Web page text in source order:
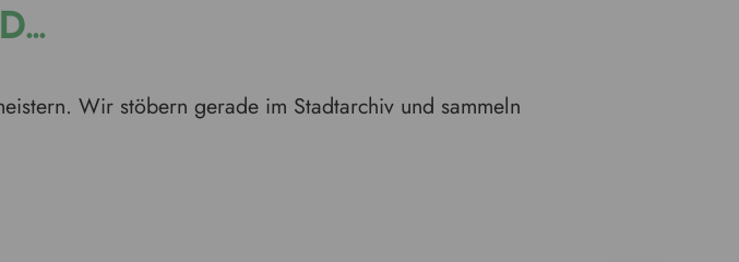
Wir stöbern gerade im Stadtarchiv und sammeln